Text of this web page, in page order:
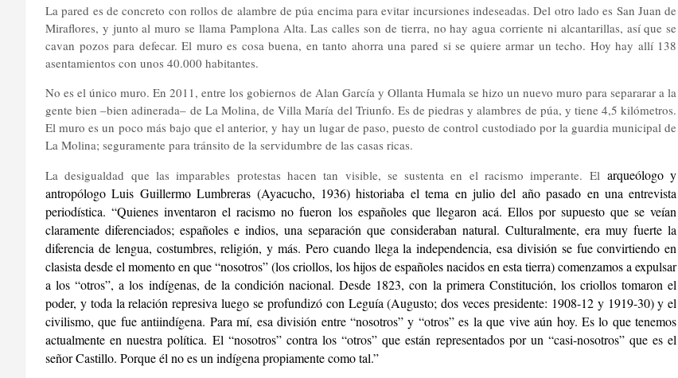
La pared es de concreto con rollos de alambre de púa encima para evitar incursiones indeseadas. Del otro lado es San Juan de
Miraflores, y junto al muro se llama Pamplona Alta. Las calles son de tierra, no hay agua corriente ni alcantarillas, así que se
cavan pozos para defecar. El muro es cosa buena, en tanto ahorra una pared si se quiere armar un techo. Hoy hay allí 138
asentamientos con unos 40.000 habitantes.
No es el único muro. En 2011, entre los gobiernos de Alan García y Ollanta Humala se hizo un nuevo muro para separarar a la
gente bien –bien adinerada– de La Molina, de Villa María del Triunfo. Es de piedras y alambres de púa, y tiene 4,5 kilómetros.
El muro es un poco más bajo que el anterior, y hay un lugar de paso, puesto de control custodiado por la guardia municipal de
La Molina; seguramente para tránsito de la servidumbre de las casas ricas.
La desigualdad que las imparables protestas hacen tan visible, se sustenta en el racismo imperante. Elarqueólogo y
antropólogo Luis Guillermo Lumbreras (Ayacucho, 1936) historiaba el tema en julio del año pasado en una entrevista
periodística. “Quienes inventaron el racismo no fueron los españoles que llegaron acá. Ellos por supuesto que se veían
claramente diferenciados; españoles e indios, una separación que consideraban natural. Culturalmente, era muy fuerte la
diferencia de lengua, costumbres, religión, y más. Pero cuando llega la independencia, esa división se fue convirtiendo en
clasista desde el momento en que “nosotros” (los criollos, los hijos de españoles nacidos en esta tierra) comenzamos a expulsar
a los “otros”, a los indígenas, de la condición nacional. Desde 1823, con la primera Constitución, los criollos tomaron el
poder, y toda la relación represiva luego se profundizó con Leguía (Augusto; dos veces presidente: 1908-12 y 1919-30) y el
civilismo, que fue antiindígena. Para mí, esa división entre “nosotros” y “otros” es la que vive aún hoy. Es lo que tenemos
actualmente en nuestra política. El “nosotros” contra los “otros” que están representados por un “casi-nosotros” que es el
señor Castillo. Porque él no es un indígena propiamente como tal.”